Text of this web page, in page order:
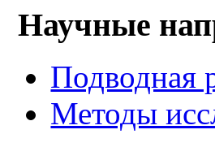
Научные
Подводная
Методы